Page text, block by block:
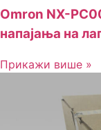
Omron NX-
напајања на
Прикажи више »